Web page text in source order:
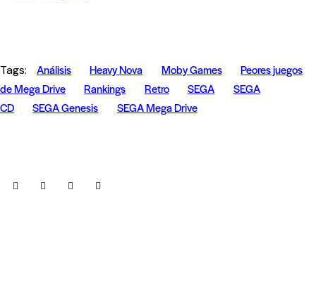
Tags: Análisis Heavy Nova Moby Games
Peores juegos
de Mega Drive
Rankings Retro SEGA
SEGA
CD
SEGA Genesis SEGA Mega Drive